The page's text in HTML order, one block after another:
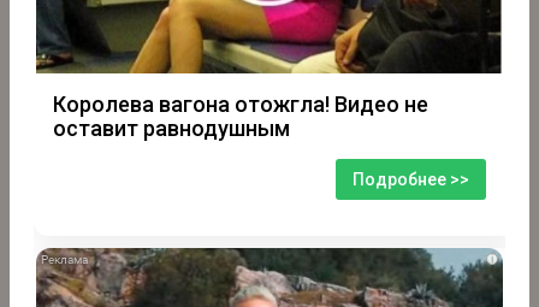
Королева вагона отожгла! Видео не
оставит равнодушным
Подробнее >>
i